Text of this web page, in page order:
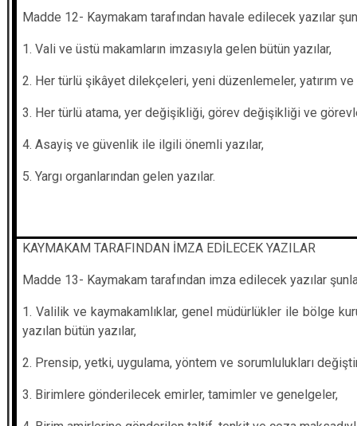
Madde 12- Kaymakam tarafından havale edilecek yazılar
1. Vali ve üstü makamların imzasıyla gelen bütün yazılar,
2. Her türlü şikâyet dilekçeleri, yeni düzenlemeler, yatırım
3. Her türlü atama, yer değişikliği, görev değişikliği ve
4. Asayiş ve güvenlik ile ilgili önemli yazılar,
5. Yargı organlarından gelen yazılar.
KAYMAKAM TARAFINDAN İMZA EDİLECEK YAZILAR
Madde 13- Kaymakam tarafından imza edilecek yazılar
1. Valilik ve kaymakamlıklar, genel müdürlükler ile bölge
yazılan bütün yazılar,
2. Prensip, yetki, uygulama, yöntem ve sorumlulukları
3. Birimlere gönderilecek emirler, tamimler ve genelgeler,